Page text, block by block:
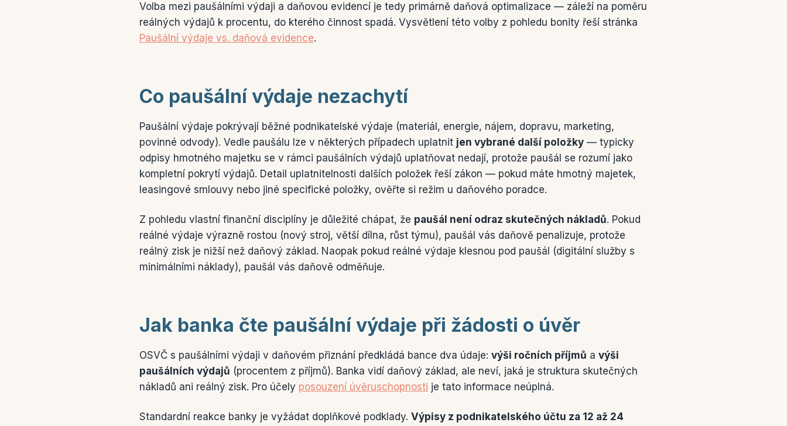
Volba mezi paušálními výdaji a daňovou evidencí je tedy primárně daňová optimalizace — záleží na poměru
reálných výdajů k procentu, do kterého činnost spadá. Vysvětlení této volby z pohledu bonity řeší stránka
Paušální výdaje vs. daňová evidence.
Co paušální výdaje nezachytí
Paušální výdaje pokrývají běžné podnikatelské výdaje (materiál, energie, nájem, dopravu, marketing,
povinné odvody). Vedle paušálu lze v některých případech uplatnit jen vybrané další položky — typicky
odpisy hmotného majetku se v rámci paušálních výdajů uplatňovat nedají, protože paušál se rozumí jako
kompletní pokrytí výdajů. Detail uplatnitelnosti dalších položek řeší zákon — pokud máte hmotný majetek,
leasingové smlouvy nebo jiné specifické položky, ověřte si režim u daňového poradce.
Z pohledu vlastní finanční disciplíny je důležité chápat, že paušál není odraz skutečných nákladů. Pokud
reálné výdaje výrazně rostou (nový stroj, větší dílna, růst týmu), paušál vás daňově penalizuje, protože
reálný zisk je nižší než daňový základ. Naopak pokud reálné výdaje klesnou pod paušál (digitální služby s
minimálními náklady), paušál vás daňově odměňuje.
Jak banka čte paušální výdaje při žádosti o úvěr
OSVČ s paušálními výdaji v daňovém přiznání předkládá bance dva údaje: výši ročních příjmů a výši
paušálních výdajů (procentem z příjmů). Banka vidí daňový základ, ale neví, jaká je struktura skutečných
nákladů ani reálný zisk. Pro účely posouzení úvěruschopnosti je tato informace neúplná.
Standardní reakce banky je vyžádat doplňkové podklady. Výpisy z podnikatelského účtu za 12 až 24